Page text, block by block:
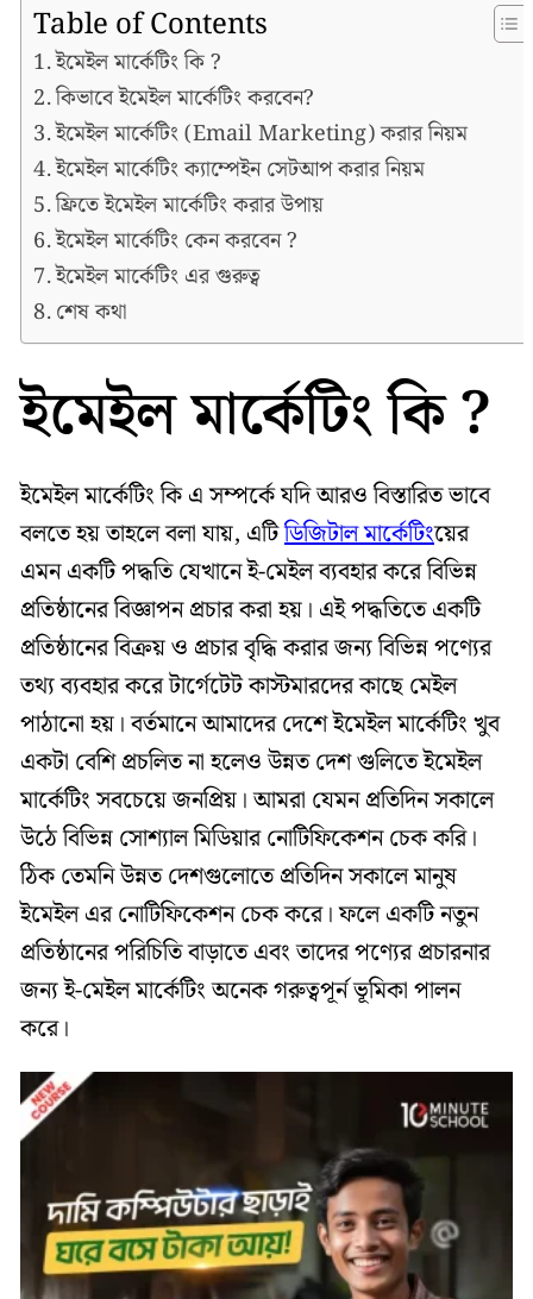
Table of Contents
ইমেইল মার্কেটিং কি ?
কিভাবে ইমেইল মার্কেটিং করবেন?
ইমেইল মার্কেটিং (Email Marketing) করার নিয়ম
ইমেইল মার্কেটিং ক্যাম্পেইন সেটআপ করার নিয়ম
ফ্রিতে ইমেইল মার্কেটিং করার উপায়
ইমেইল মার্কেটিং কেন করবেন ?
ইমেইল মার্কেটিং এর গুরুত্ব
শেষ কথা
ইমেইল মার্কেটিং কি ?
‎ইমেইল মার্কেটিং কি এ সম্পর্কে যদি আরও বিস্তারিত ভাবে
বলতে হয় তাহলে বলা যায়, এটিডিজিটাল মার্কেটিংয়ের
এমন একটি পদ্ধতি যেখানে ই-মেইল ব্যবহার করে বিভিন্ন
প্রতিষ্ঠানের বিজ্ঞাপন প্রচার করা হয়। এই পদ্ধতিতে একটি
প্রতিষ্ঠানের বিক্রয় ও প্রচার বৃদ্ধি করার জন্য বিভিন্ন পণ্যের
তথ্য ব্যবহার করে টার্গেটেট কাস্টমারদের কাছে মেইল
পাঠানো হয়। বর্তমানে আমাদের দেশে ইমেইল মার্কেটিং খুব
একটা বেশি প্রচলিত না হলেও উন্নত দেশ গুলিতে ইমেইল
মার্কেটিং সবচেয়ে জনপ্রিয়। আমরা যেমন প্রতিদিন সকালে
উঠে বিভিন্ন সোশ্যাল মিডিয়ার নোটিফিকেশন চেক করি।
ঠিক তেমনি উন্নত দেশগুলোতে প্রতিদিন সকালে মানুষ
ইমেইল এর নোটিফিকেশন চেক করে। ফলে একটি নতুন
প্রতিষ্ঠানের পরিচিতি বাড়াতে এবং তাদের পণ্যের প্রচারনার
জন্য ই-মেইল মার্কেটিং অনেক গরুত্বপূর্ন ভূমিকা পালন
করে।